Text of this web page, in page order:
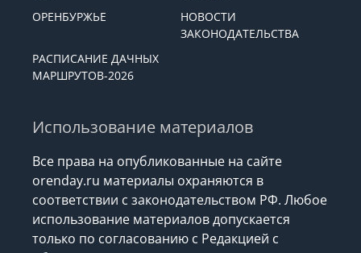
ОРЕНБУРЖЬЕ
НОВОСТИ
ЗАКОНОДАТЕЛЬСТВА
РАСПИСАНИЕ ДАЧНЫХ
МАРШРУТОВ-2026
Использование материалов
Все права на опубликованные на сайте
orenday.ru материалы охраняются в
соответствии с законодательством РФ. Любое
использование материалов допускается
только по согласованию с Редакцией с